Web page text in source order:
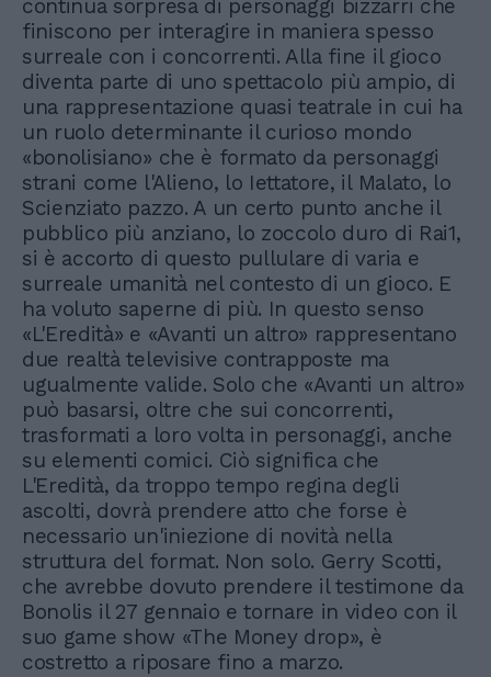
continua sorpresa di personaggi bizzarri che
finiscono per interagire in maniera spesso
surreale con i concorrenti. Alla fine il gioco
diventa parte di uno spettacolo più ampio, di
una rappresentazione quasi teatrale in cui ha
un ruolo determinante il curioso mondo
«bonolisiano» che è formato da personaggi
strani come l'Alieno, lo Iettatore, il Malato, lo
Scienziato pazzo. A un certo punto anche il
pubblico più anziano, lo zoccolo duro di Rai1,
si è accorto di questo pullulare di varia e
surreale umanità nel contesto di un gioco. E
ha voluto saperne di più. In questo senso
«L'Eredità» e «Avanti un altro» rappresentano
due realtà televisive contrapposte ma
ugualmente valide. Solo che «Avanti un altro»
può basarsi, oltre che sui concorrenti,
trasformati a loro volta in personaggi, anche
su elementi comici. Ciò significa che
L'Eredità, da troppo tempo regina degli
ascolti, dovrà prendere atto che forse è
necessario un'iniezione di novità nella
struttura del format. Non solo. Gerry Scotti,
che avrebbe dovuto prendere il testimone da
Bonolis il 27 gennaio e tornare in video con il
suo game show «The Money drop», è
costretto a riposare fino a marzo.